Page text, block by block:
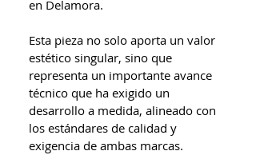
en Delamora.
Esta pieza no solo aporta un valor
estético singular, sino que
representa un importante avance
técnico que ha exigido un
desarrollo a medida, alineado con
los estándares de calidad y
exigencia de ambas marcas.